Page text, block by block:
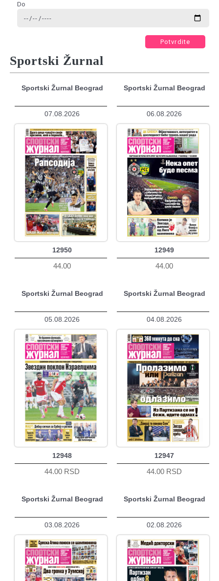
Do
Potvrdite
Sportski Žurnal
Sportski Žurnal Beograd
07.08.2026
12950
44.00
Sportski Žurnal Beograd
06.08.2026
12949
44.00
Sportski Žurnal Beograd
05.08.2026
12948
44.00 RSD
Sportski Žurnal Beograd
04.08.2026
12947
44.00 RSD
Sportski Žurnal Beograd
03.08.2026
Sportski Žurnal Beograd
02.08.2026